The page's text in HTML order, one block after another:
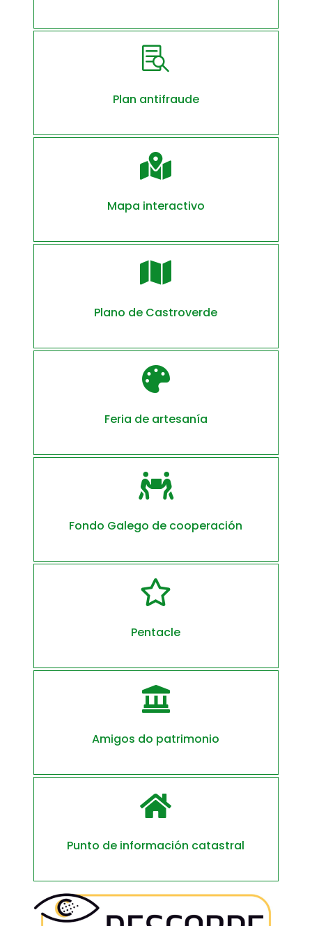

Plan antifraude

Mapa interactivo

Plano de Castroverde

Feria de artesanía

Fondo Galego de cooperación

Pentacle

Amigos do patrimonio

Punto de información catastral